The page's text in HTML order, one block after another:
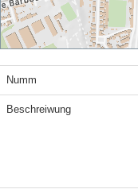
Numm
Beschreiwung